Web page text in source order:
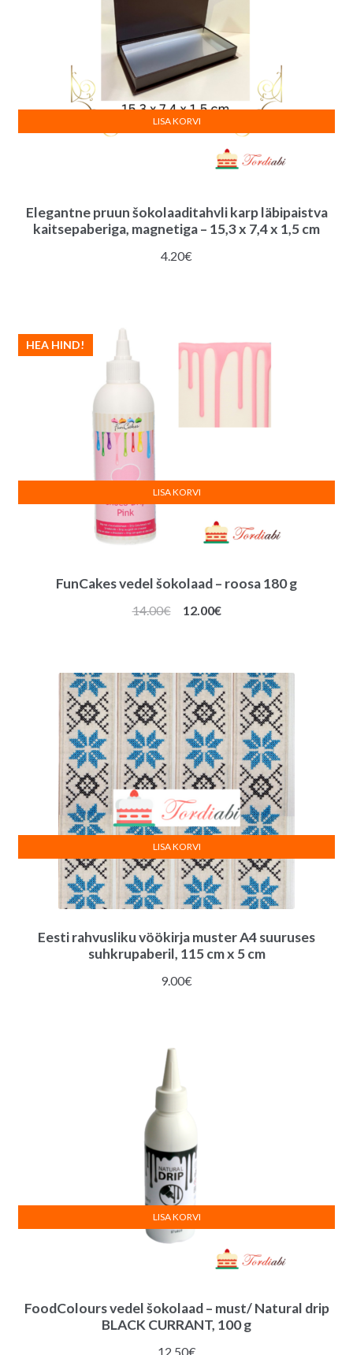
Elegantne pruun šokolaaditahvli karp läbipaistva
kaitsepaberiga, magnetiga – 15,3 x 7,4 x 1,5 cm
4.20€
LISA KORVI
FunCakes vedel šokolaad – roosa 180 g
HEA HIND!
14.00€
Algne
12.00€Praegune
LISA KORVI
Eesti rahvusliku vöökirja muster A4 suuruses
suhkrupaberil, 115 cm x 5 cm
9.00€
LISA KORVI
FoodColours vedel šokolaad – must/ Natural drip
BLACK CURRANT, 100 g
12.50€
LISA KORVI